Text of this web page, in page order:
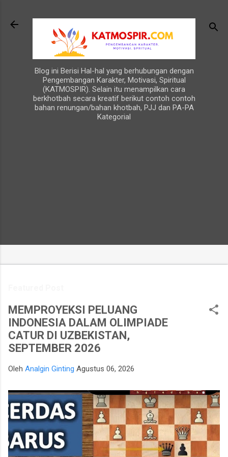
Blog ini Berisi Hal-hal yang berhubungan dengan
Pengembangan Karakter, Motivasi, Spiritual
(KATMOSPIR). Selain itu menampilkan cara
berkhotbah secara kreatif berikut contoh contoh
bahan renungan/bahan khotbah, PJJ dan PA-PA
Kategorial
MEMPROYEKSI PELUANG
INDONESIA DALAM OLIMPIADE
CATUR DI UZBEKISTAN,
SEPTEMBER 2026
Oleh Analgin Ginting Agustus 06, 2026